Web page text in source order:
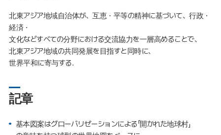
北東アジア地域自治体が、互恵・平等の精神に基づいて、行政・
経済・
文化などすべての分野における交流協力を一層高めることで、
北東アジア地域の共同発展を目指すと同時に、
世界平和に寄与する.
記章
基本図案はグローバリゼーションによる「開かれた地球村」